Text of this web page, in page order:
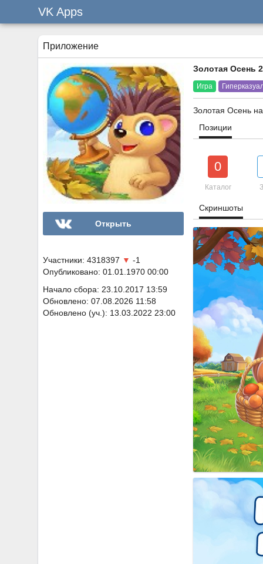
VK Apps
Приложение
Открыть
Участники: 4318397 ▼ -1
Опубликовано: 01.01.1970 00:00
Начало сбора: 23.10.2017 13:59
Обновлено: 07.08.2026 11:58
Обновлено (уч.): 13.03.2022 23:00
Золотая Осень
Игра
Золотая Осень
Позиции
0
Каталог
Скриншоты